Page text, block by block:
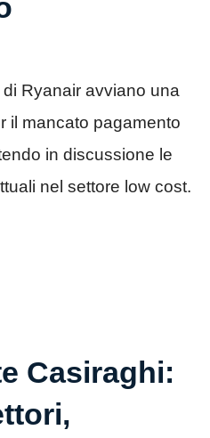
Ryanair avviano una
il mancato pagamento
in discussione le
nel settore low cost.
Casiraghi: